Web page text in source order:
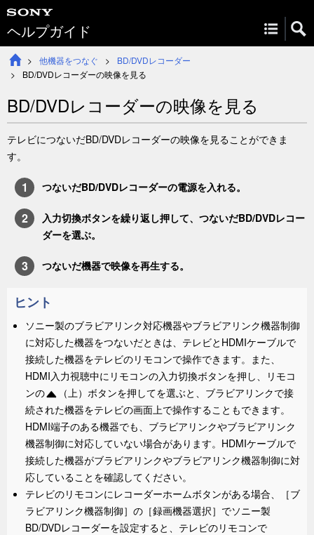
ヘルプガイド
他機器をつなぐ
BD/DVDレコーダー
BD/DVDレコーダーの映像を見る
BD/DVDレコーダーの映像を見る
テレビにつないだBD/DVDレコーダーの映像を見ることができま
す。
つないだBD/DVDレコーダーの電源を入れる。
入力切換ボタンを繰り返し押して、つないだBD/DVDレコー
ダーを選ぶ。
つないだ機器で映像を再生する。
ヒント
ソニー製のブラビアリンク対応機器やブラビアリンク機器制御
に対応した機器をつないだときは、テレビとHDMIケーブルで
接続した機器をテレビのリモコンで操作できます。 また、
HDMI入力視聴中にリモコンの入力切換ボタンを押し、
リモコ
ンの
（上）ボタンを押してを選ぶと、ブラビアリンクで接
続された機器をテレビの画面上で操作することもできます。
HDMI端子のある機器でも、ブラビアリンクやブラビアリンク
機器制御に対応していない場合があります。HDMIケーブルで
接続した機器がブラビアリンクやブラビアリンク機器制御に対
応していることを確認してください。
テレビのリモコンにレコーダーホームボタンがある場合、［ブ
ラビアリンク機器制御］の［録画機器選択］でソニー製
BD/DVDレコーダーを設定すると、テレビのリモコンで